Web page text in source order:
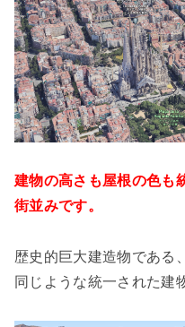
建物の高さも屋根の色も
街並みです。
歴史的巨大建造物である
同じような統一された建